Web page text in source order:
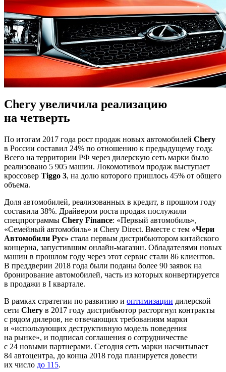
Chery увеличила реализацию
на четверть
По итогам 2017 года рост продаж новых автомобилей Chery
в России составил 24% по отношению к предыдущему году.
Всего на территории РФ через дилерскую сеть марки было
реализовано 5 905 машин. Локомотивом продаж выступает
кроссовер Tiggo 3, на долю которого пришлось 45% от общего
объема.
Доля автомобилей, реализованных в кредит, в прошлом году
составила 38%. Драйвером роста продаж послужили
спецпрограммы Chery Finance: «Первый автомобиль»,
«Семейный автомобиль» и Chery Direct. Вместе с тем «Чери
Автомобили Рус» стала первым дистрибьютором китайского
концерна, запустившим онлайн-магазин. Обладателями новых
машин в прошлом году через этот сервис стали 86 клиентов.
В преддверии 2018 года были поданы более 90 заявок на
бронирование автомобилей, часть из которых конвертируется
в продажи в I квартале.
В рамках стратегии по развитию и оптимизации дилерской
сети Chery в 2017 году дистрибьютор расторгнул контракты
с рядом дилеров, не отвечающих требованиям марки
и «использующих деструктивную модель поведения
на рынке», и подписал соглашения о сотрудничестве
с 24 новыми партнерами. Сегодня сеть марки насчитывает
84 автоцентра, до конца 2018 года планируется довести
их число до 115.